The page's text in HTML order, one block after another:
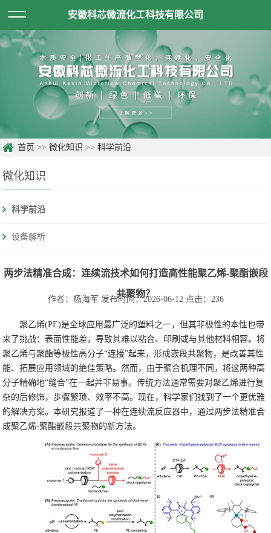
安徽科芯微流化工科技有限公司
首页 >>微化知识 >>科学前沿
微化知识
科学前沿
设备解析
两步法精准合成：连续流技术如何打造高性能聚乙烯-聚酯嵌段
共聚物？
作者：杨海军 发布时间：2026-06-12 点击：236
聚乙烯(PE)是全球应用最广泛的塑料之一，但其非极性的本性也带
来了挑战：表面性能差，导致其难以粘合、印刷或与其他材料相容。将
聚乙烯与聚酯等极性高分子“连接”起来，形成嵌段共聚物，是改善其性
能、拓展应用领域的绝佳策略。然而，由于聚合机理不同，将这两种高
分子精确地“缝合”在一起并非易事。传统方法通常需要对聚乙烯进行复
杂的后修饰，步骤繁琐、效率不高。现在，科学家们找到了一个更优雅
的解决方案。本研究报道了一种在连续流反应器中，通过两步法精准合
成聚乙烯-聚酯嵌段共聚物的新方法。